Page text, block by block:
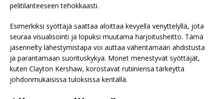
pelitilanteeseen tehokkaasti.
Esimerkiksi syöttäjä saattaa aloittaa kevyellä venyttelyllä, jota
seuraa visualisointi ja lopuksi muutama harjoitusheitto. Tämä
jäsennelty lähestymistapa voi auttaa vähentämään ahdistusta
ja parantamaan suorituskykyä. Monet menestyvät syöttäjät,
kuten Clayton Kershaw, korostavat rutiiniensa tärkeyttä
johdonmukaisissa tuloksissa kentällä.